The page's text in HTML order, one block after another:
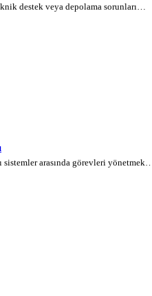
destek veya depolama sorunları…
arasında görevleri